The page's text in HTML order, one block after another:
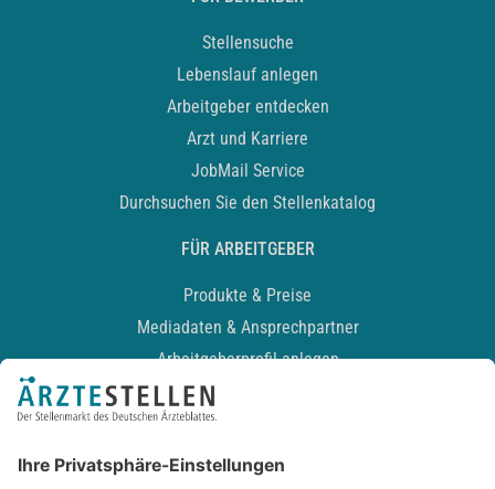
Stellensuche
Lebenslauf anlegen
Arbeitgeber entdecken
Arzt und Karriere
JobMail Service
Durchsuchen Sie den Stellenkatalog
FÜR ARBEITGEBER
Produkte & Preise
Mediadaten & Ansprechpartner
Arbeitgeberprofil anlegen
Recruiting-Podcast